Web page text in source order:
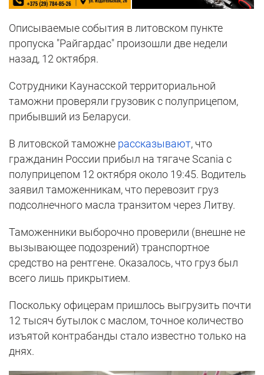
Описываемые события в литовском пункте
пропуска "Райгардас" произошли две недели
назад, 12 октября.
Сотрудники Каунасской территориальной
таможни проверяли грузовик с полуприцепом,
прибывший из Беларуси.
В литовской таможне рассказывают, что
гражданин России прибыл на тягаче Scania с
полуприцепом 12 октября около 19:45. Водитель
заявил таможенникам, что перевозит груз
подсолнечного масла транзитом через Литву.
Таможенники выборочно проверили (внешне не
вызывающее подозрений) транспортное
средство на рентгене. Оказалось, что груз был
всего лишь прикрытием.
Поскольку офицерам пришлось выгрузить почти
12 тысяч бутылок с маслом, точное количество
изъятой контрабанды стало известно только на
днях.